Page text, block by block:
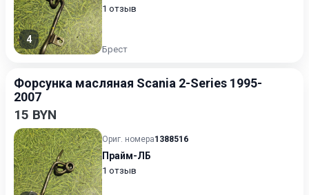
4
1 отзыв
Брест
Форсунка масляная Scania 2-Series 1995-
2007
15 BYN
Ориг. номера1388516
Прайм-ЛБ
1 отзыв